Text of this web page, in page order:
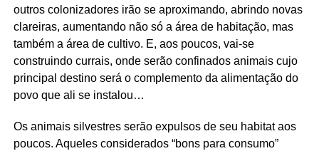
outros colonizadores irão se aproximando, abrindo novas
clareiras, aumentando não só a área de habitação, mas
também a área de cultivo. E, aos poucos, vai-se
construindo currais, onde serão confinados animais cujo
principal destino será o complemento da alimentação do
povo que ali se instalou…
Os animais silvestres serão expulsos de seu habitat aos
poucos. Aqueles considerados “bons para consumo”